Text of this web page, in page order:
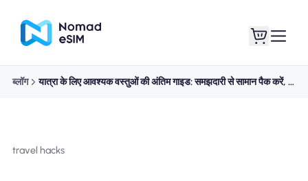
ब्लॉग यात्रा के लिए आवश्यक वस्तुओं की अंतिम गाइड: समझदारी से सामान पैक करें, आसानी से यात्रा करें
travel hacks